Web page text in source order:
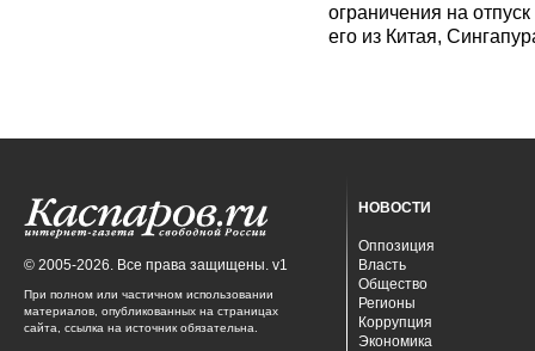
ограничения на
его из Китая,
© 2005-2026. Все права защищены. v1
При полном или частичном использовании
материалов, опубликованных на страницах
сайта, ссылка на источник обязательна.
НОВОСТИ
Оппозиция
Власть
Общество
Регионы
Коррупция
Экономика